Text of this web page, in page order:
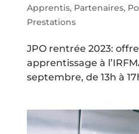
Apprentis, Partenaires,
Prestations
JPO rentrée 2023:
apprentissage à
septembre, de 13h à